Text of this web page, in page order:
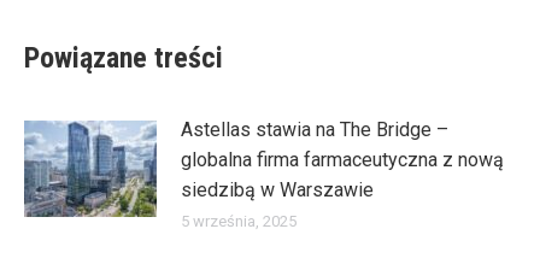
Powiązane treści
Astellas stawia na The Bridge –
globalna firma farmaceutyczna z nową
siedzibą w Warszawie
5 września, 2025